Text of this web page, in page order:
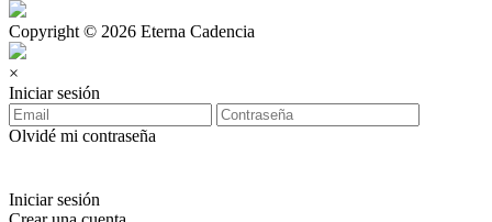
Copyright © 2026 Eterna Cadencia
×
Iniciar sesión
Olvidé mi contraseña
Iniciar sesión